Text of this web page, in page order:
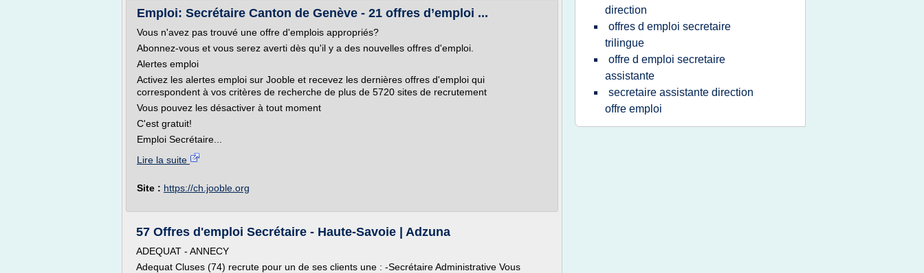
Emploi: Secrétaire Canton de Genève - 21 offres d’emploi ...
Vous n'avez pas trouvé une offre d'emplois appropriés?
Abonnez-vous et vous serez averti dès qu'il y a des nouvelles offres d'emploi.
Alertes emploi
Activez les alertes emploi sur Jooble et recevez les dernières offres d'emploi qui
correspondent à vos critères de recherche de plus de 5720 sites de recrutement
Vous pouvez les désactiver à tout moment
C'est gratuit!
Emploi Secrétaire...
Lire la suite
Site : https://ch.jooble.org
57 Offres d'emploi Secrétaire - Haute-Savoie | Adzuna
ADEQUAT - ANNECY
Adequat Cluses (74) recrute pour un de ses clients une : -Secrétaire Administrative Vous
direction
offres d emploi secretaire
trilingue
offre d emploi secretaire
assistante
secretaire assistante direction
offre emploi